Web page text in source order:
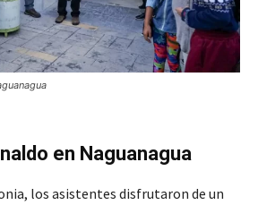
en Naguanagua
los asistentes disfrutaron de un